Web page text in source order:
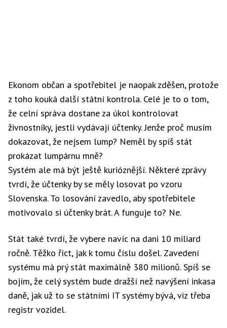
Ekonom občan a spotřebitel je naopak zděšen, protože
z toho kouká další státní kontrola. Celé je to o tom,
že celní správa dostane za úkol kontrolovat
živnostníky, jestli vydávají účtenky. Jenže proč musím
dokazovat, že nejsem lump? Neměl by spíš stát
prokázat lumpárnu mně?
Systém ale má být ještě kurióznější. Některé zprávy
tvrdí, že účtenky by se měly losovat po vzoru
Slovenska. To losování zavedlo, aby spotřebitele
motivovalo si účtenky brát. A funguje to? Ne.
Stát také tvrdí, že vybere navíc na dani 10 miliard
ročně. Těžko říct, jak k tomu číslu došel. Zavedení
systému má prý stát maximálně 380 milionů. Spíš se
bojím, že celý systém bude dražší než navýšení inkasa
daně, jak už to se státními IT systémy bývá, viz třeba
registr vozidel.